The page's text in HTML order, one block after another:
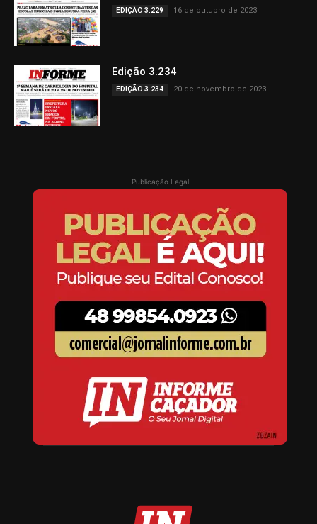
EDIÇÃO 3.229 16 de outubro de 2023
Edição 3.234
EDIÇÃO 3.234 20 de novembro de 2023
Publicação Legal